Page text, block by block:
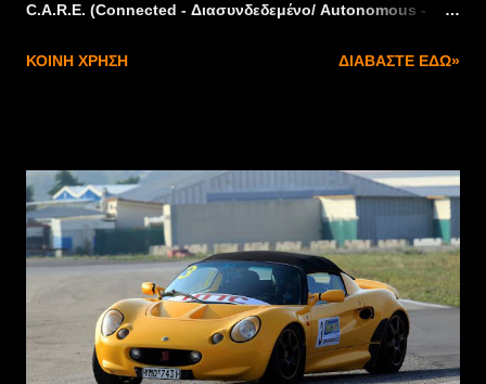
C.A.R.E. (Connected - Διασυνδεδεμένο/ Autonomous -
αντιπροσωπεύει την ιδανικά εναρμονισμένη τεχνολογική
τις σύγχρονες απαιτήσεις για την εξέλιξη της ηλεκτρικής
και της αυτόνομης οδήγησης. Σε συνδυασμό με την
διαδικτυακή εφαρμογή ContiConnect Live, το Conti
C.A.R.E. αποτελεί μια ευέλικτη λύση που μπορεί, για
παράδειγμα, να προσφέρει ένα μέσο διαχείρισης των
ελαστικών, για τους σύγχρονους στόλους robo-taxis,
ενισχύοντας τις επιδόσεις και μειώνοντας το κόστος. Τα
ΚΟΙΝΉ ΧΡΉΣΗ ΔΙΑΒΆΣΤΕ ΕΔΏ»